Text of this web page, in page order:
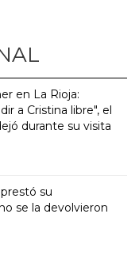
en La Rioja:
a Cristina libre", el
durante su visita
su
se la devolvieron